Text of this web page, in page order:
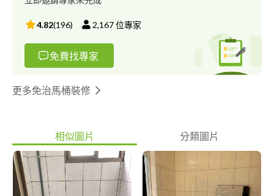
4.82(196) 2,167位專家
免費找專家
更多免治馬桶裝修
相似圖片 分類圖片